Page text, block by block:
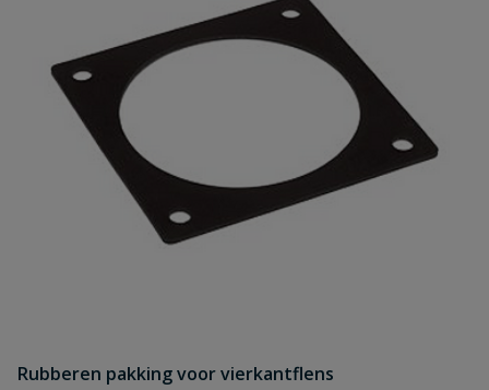
Rubberen pakking voor vierkantflens